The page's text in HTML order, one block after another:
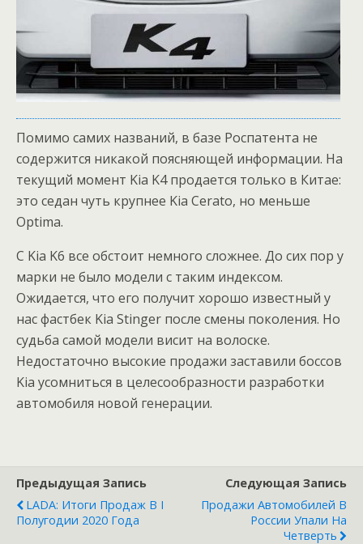
Помимо самих названий, в базе Роспатента не
содержится никакой поясняющей информации. На
текущий момент Kia K4 продается только в Китае:
это седан чуть крупнее Kia Cerato, но меньше
Optima.
С Kia K6 все обстоит немного сложнее. До сих пор у
марки не было модели с таким индексом.
Ожидается, что его получит хорошо известный у
нас фастбек Kia Stinger после смены поколения. Но
судьба самой модели висит на волоске.
Недостаточно высокие продажи заставили боссов
Kia усомниться в целесообразности разработки
автомобиля новой генерации.
Предыдущая Запись
LADA: Итоги Продаж В I
Полугодии 2020 Года
Следующая Запись
Продажи Автомобилей В
России Упали На
Четверть